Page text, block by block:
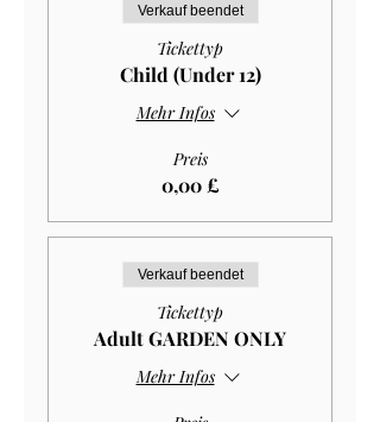
Verkauf beendet
Tickettyp
Child (Under 12)
Mehr Infos
Preis
0,00 £
Verkauf beendet
Tickettyp
Adult GARDEN ONLY
Mehr Infos